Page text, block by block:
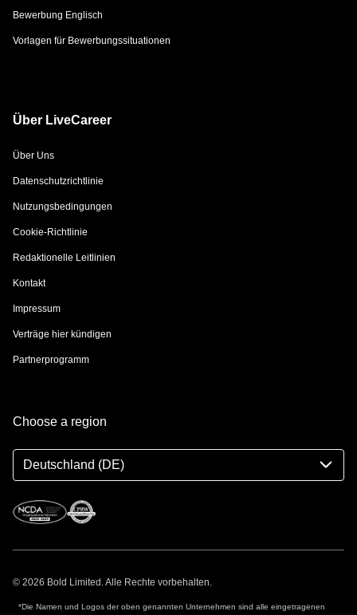
Bewerbung Englisch
Vorlagen für Bewerbungssituationen
Über LiveCareer
Über Uns
Datenschutzrichtlinie
Nutzungsbedingungen
Cookie-Richtlinie
Redaktionelle Leitlinien
Kontakt
Impressum
Verträge hier kündigen
Partnerprogramm
Choose a region
Deutschland (DE)
© 2026 Bold Limited. Alle Rechte vorbehalten.
*Die Namen und Logos der oben genannten Unternehmen sind alle eingetragenen